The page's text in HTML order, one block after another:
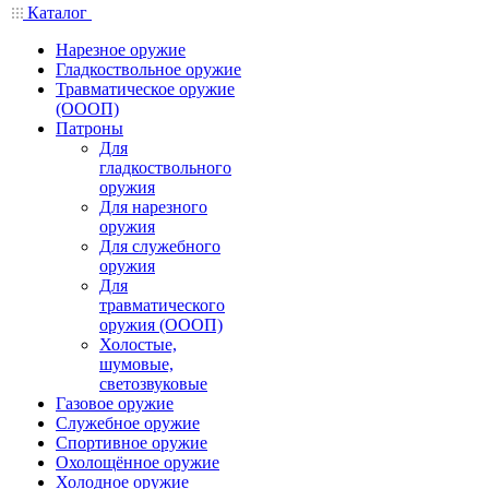
Каталог
Нарезное оружие
Гладкоствольное оружие
Травматическое оружие
(ОООП)
Патроны
Для
гладкоствольного
оружия
Для нарезного
оружия
Для служебного
оружия
Для
травматического
оружия (ОООП)
Холостые,
шумовые,
светозвуковые
Газовое оружие
Служебное оружие
Спортивное оружие
Охолощённое оружие
Холодное оружие